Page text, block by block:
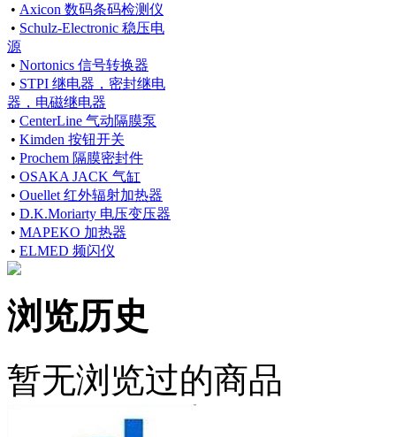
• Axicon 数码条码检测仪
• Schulz-Electronic 稳压电
源
• Nortonics 信号转换器
• STPI 继电器，密封继电
器，电磁继电器
• CenterLine 气动隔膜泵
• Kimden 按钮开关
• Prochem 隔膜密封件
• OSAKA JACK 气缸
• Ouellet 红外辐射加热器
• D.K.Moriarty 电压变压器
• MAPEKO 加热器
• ELMED 频闪仪
浏览历史
暂无浏览过的商品